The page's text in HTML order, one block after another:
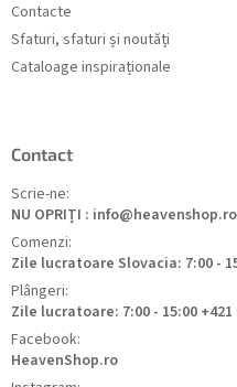
Contacte
Sfaturi, sfaturi și noutăți
Cataloage inspiraționale
Contact
Scrie-ne:
NU OPRIȚI : info@heavenshop.ro
Comenzi:
Zile lucratoare Slovacia: 7:00 -
Plângeri:
Zile lucratoare: 7:00 - 15:00 +421
Facebook:
HeavenShop.ro